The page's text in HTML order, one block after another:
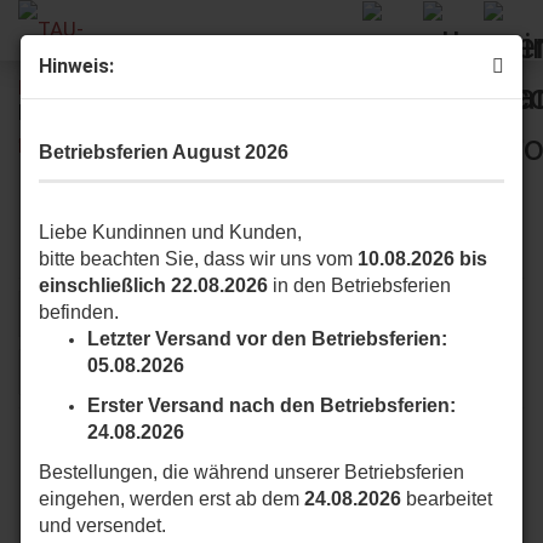
Hinweis:
Betriebsferien August 2026
Liebe Kundinnen und Kunden,
bitte beachten Sie, dass wir uns vom 10.08.2026 bis
einschließlich 22.08.2026 in den Betriebsferien
befinden.
Letzter Versand vor den Betriebsferien:
05.08.2026
Erster Versand nach den Betriebsferien:
24.08.2026
Bestellungen, die während unserer Betriebsferien
eingehen, werden erst ab dem 24.08.2026 bearbeitet
und versendet.
MASTER Serie
2 3